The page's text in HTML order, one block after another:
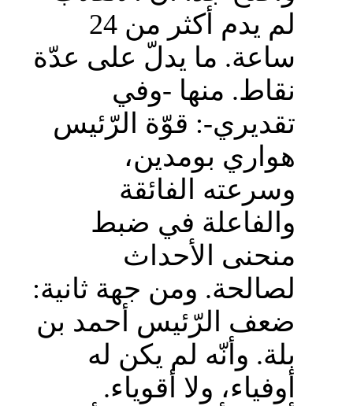
لم يدم أكثر من 24
ساعة. ما يدلّ على عدّة
نقاط. منها -وفي
تقديري-: قوّة الرّئيس
هواري بومدين،
وسرعته الفائقة
والفاعلة في ضبط
منحنى الأحداث
لصالحة. ومن جهة ثانية:
ضعف الرّئيس أحمد بن
بلة. وأنّه لم يكن له
أوفياء، ولا أقوياء.